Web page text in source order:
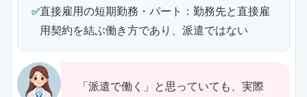
直接雇用の短期勤務・パート：勤務先と直接雇
用契約を結ぶ働き方であり、派遣ではない
「派遣で働く」と思っていても、実際